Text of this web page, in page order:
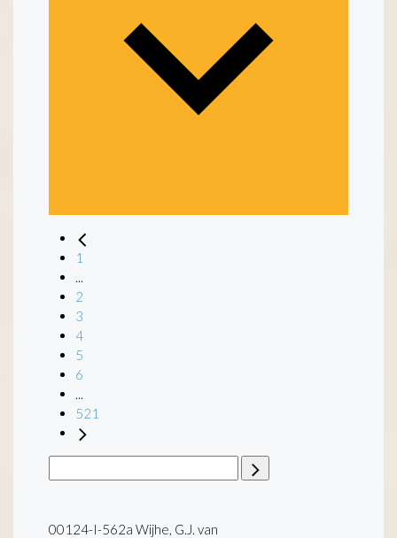
1
2
3
4
5
6
521
00124-I-562a Wijhe, G.J. van